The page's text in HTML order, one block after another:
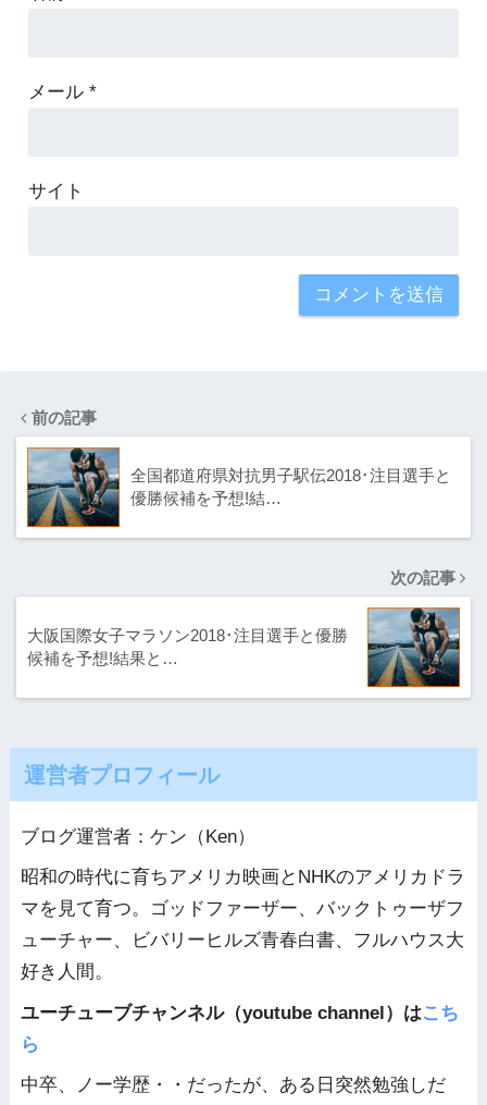
メール *
サイト
前の記事
全国都道府県対抗男子駅伝2018･注目選手と
優勝候補を予想!結…
次の記事
大阪国際女子マラソン2018･注目選手と優勝
候補を予想!結果と…
運営者プロフィール
ブログ運営者：ケン（Ken）
昭和の時代に育ちアメリカ映画とNHKのアメリカドラ
マを見て育つ。ゴッドファーザー、バックトゥーザフ
ューチャー、ビバリーヒルズ青春白書、フルハウス大
好き人間。
ユーチューブチャンネル（youtube channel）はこち
ら
中卒、ノー学歴・・だったが、ある日突然勉強しだ